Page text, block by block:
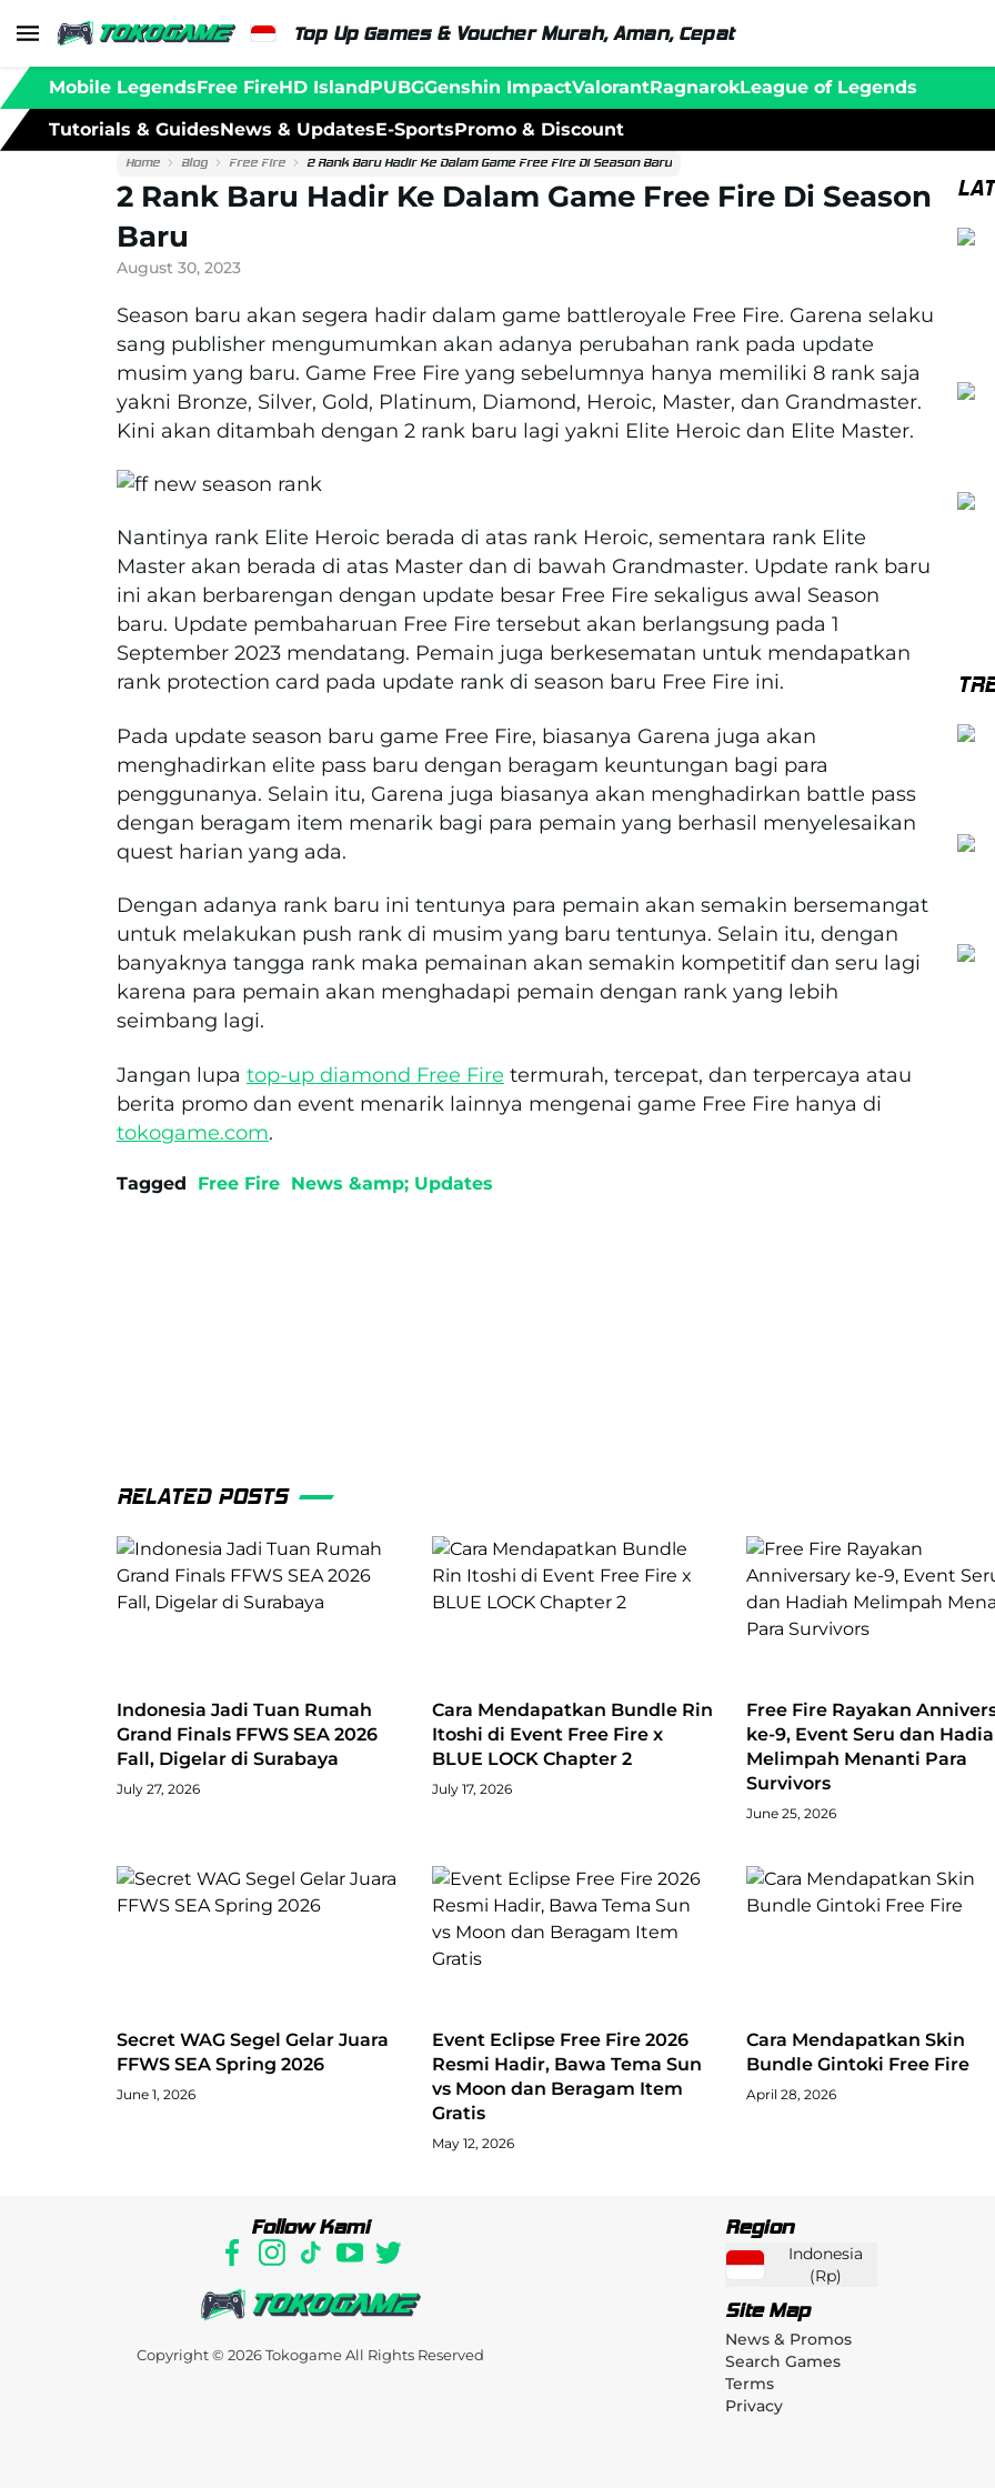
Top Up Games & Voucher Murah, Aman, Cepat
Mobile LegendsFree FireHD IslandPUBGGenshin ImpactValorantRagnarokLeague of Legends
Tutorials & GuidesNews & UpdatesE-SportsPromo & Discount
Home Blog Free Fire 2 Rank Baru Hadir Ke Dalam Game Free Fire Di Season Baru
2 Rank Baru Hadir Ke Dalam Game Free Fire Di Season
Baru
August 30, 2023
Season baru akan segera hadir dalam game battleroyale Free Fire. Garena selaku
sang publisher mengumumkan akan adanya perubahan rank pada update
musim yang baru. Game Free Fire yang sebelumnya hanya memiliki 8 rank saja
yakni Bronze, Silver, Gold, Platinum, Diamond, Heroic, Master, dan Grandmaster.
Kini akan ditambah dengan 2 rank baru lagi yakni Elite Heroic dan Elite Master.
Nantinya rank Elite Heroic berada di atas rank Heroic, sementara rank Elite
Master akan berada di atas Master dan di bawah Grandmaster. Update rank baru
ini akan berbarengan dengan update besar Free Fire sekaligus awal Season
baru. Update pembaharuan Free Fire tersebut akan berlangsung pada 1
September 2023 mendatang. Pemain juga berkesematan untuk mendapatkan
rank protection card pada update rank di season baru Free Fire ini.
Pada update season baru game Free Fire, biasanya Garena juga akan
menghadirkan elite pass baru dengan beragam keuntungan bagi para
penggunanya. Selain itu, Garena juga biasanya akan menghadirkan battle pass
dengan beragam item menarik bagi para pemain yang berhasil menyelesaikan
quest harian yang ada.
Dengan adanya rank baru ini tentunya para pemain akan semakin bersemangat
untuk melakukan push rank di musim yang baru tentunya. Selain itu, dengan
banyaknya tangga rank maka pemainan akan semakin kompetitif dan seru lagi
karena para pemain akan menghadapi pemain dengan rank yang lebih
seimbang lagi.
Jangan lupa top-up diamond Free Fire termurah, tercepat, dan terpercaya atau
berita promo dan event menarik lainnya mengenai game Free Fire hanya di
tokogame.com.
Tagged Free Fire News &amp; Updates
RELATED POSTS
Indonesia Jadi Tuan Rumah
Grand Finals FFWS SEA 2026
Fall, Digelar di Surabaya
July 27, 2026
Cara Mendapatkan Bundle Rin
Itoshi di Event Free Fire x
BLUE LOCK Chapter 2
July 17, 2026
Free Fire Rayakan
ke-9, Event Seru dan
Melimpah Menanti Para
Survivors
June 25, 2026
Secret WAG Segel Gelar Juara
FFWS SEA Spring 2026
June 1, 2026
Event Eclipse Free Fire 2026
Resmi Hadir, Bawa Tema Sun
vs Moon dan Beragam Item
Gratis
May 12, 2026
Cara Mendapatkan Skin
Bundle Gintoki Free Fire
April 28, 2026
Follow Kami
Copyright © 2026TokogameAll Rights Reserved
Region
Indonesia
(Rp)
Site Map
News & Promos
Search Games
Terms
Privacy